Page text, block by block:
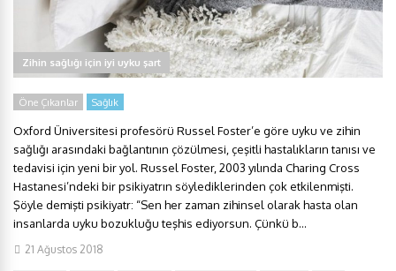
Zihin sağlığı için iyi uyku şart
Öne Çıkanlar Sağlık
Oxford Üniversitesi profesörü Russel Foster’e göre uyku ve zihin
sağlığı arasındaki bağlantının çözülmesi, çeşitli hastalıkların tanısı ve
tedavisi için yeni bir yol. Russel Foster, 2003 yılında Charing Cross
Hastanesi’ndeki bir psikiyatrın söylediklerinden çok etkilenmişti.
Şöyle demişti psikiyatr: “Sen her zaman zihinsel olarak hasta olan
insanlarda uyku bozukluğu teşhis ediyorsun. Çünkü b...
21 Ağustos 2018